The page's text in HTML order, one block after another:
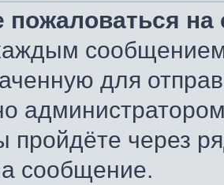
пожаловаться
сообщением
для
пройдёте через
сообщение.